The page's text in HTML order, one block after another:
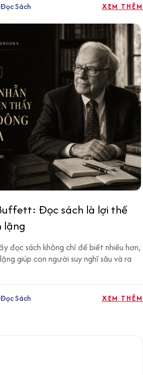
Sách XEM THÊM
Đọc sách là lợi thế
lặng
đọc sách không chỉ để biết nhiều hơn,
giúp con người suy nghĩ sâu và ra
Sách XEM THÊM